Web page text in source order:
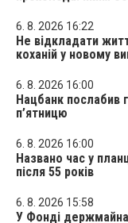
6. 8. 2026 16:22
Не відкладати
коханій у новому
6. 8. 2026 16:00
Нацбанк послабив
п’ятницю
6. 8. 2026 16:00
Названо час у
після 55 років
6. 8. 2026 15:58
У Фонді